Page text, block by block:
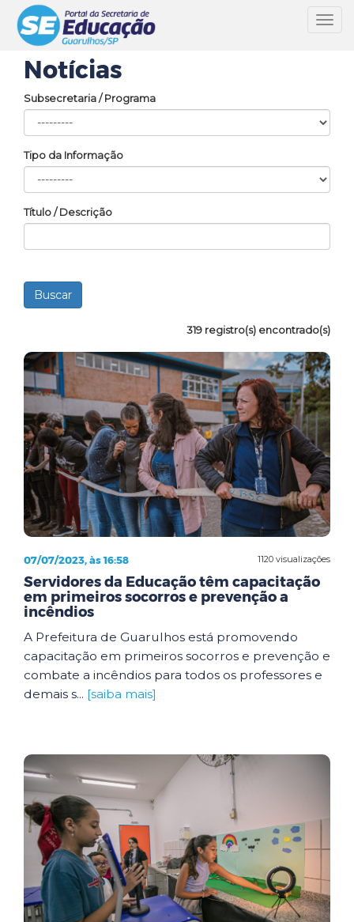
Notícias
Subsecretaria / Programa
Tipo da Informação
Título / Descrição
319 registro(s) encontrado(s)
1120 visualizações
07/07/2023, às 16:58
Servidores da Educação têm capacitação
em primeiros socorros e prevenção a
incêndios
A Prefeitura de Guarulhos está promovendo
capacitação em primeiros socorros e prevenção e
combate a incêndios para todos os professores e
demais s... [saiba mais]